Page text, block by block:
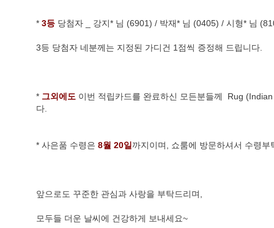
* 3등 당첨자 _ 강지* 님 (6901) / 박재* 님 (0405) / 시형* 님
3등 당첨자 네분께는 지정된 가디건 1점씩 증정해 드립니다.
* 그외에도 이번 적립카드를 완료하신 모든분들께  Rug
다.
* 사은품 수령은 8월 20일 까지이며, 쇼룸에 방문하셔서 수령부
앞으로도 꾸준한 관심과 사랑을 부탁드리며,
모두들 더운 날씨에 건강하게 보내세요~